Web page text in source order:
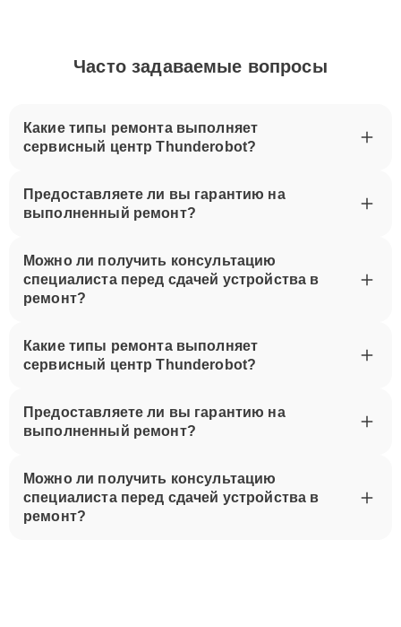
Часто задаваемые вопросы
Какие типы ремонта выполняет
сервисный центр Thunderobot?
Предоставляете ли вы гарантию на
выполненный ремонт?
Можно ли получить консультацию
специалиста перед сдачей устройства в
ремонт?
Какие типы ремонта выполняет
сервисный центр Thunderobot?
Предоставляете ли вы гарантию на
выполненный ремонт?
Можно ли получить консультацию
специалиста перед сдачей устройства в
ремонт?